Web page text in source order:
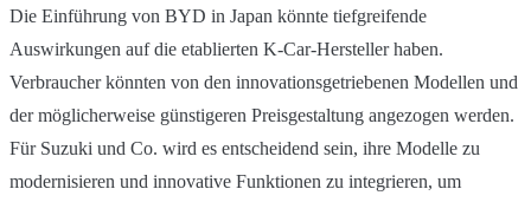
Die Einführung von BYD in Japan könnte tiefgreifende
Auswirkungen auf die etablierten K-Car-Hersteller haben.
Verbraucher könnten von den innovationsgetriebenen Modellen und
der möglicherweise günstigeren Preisgestaltung angezogen werden.
Für Suzuki und Co. wird es entscheidend sein, ihre Modelle zu
modernisieren und innovative Funktionen zu integrieren, um